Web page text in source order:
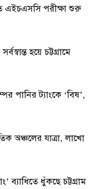
এইচএসসি পরীক্ষা শুরু
হয়ে চট্টগ্রামে
পানির ট্যাংকে ‘বিষ’,
অঞ্চলের যাত্রা, লাখো
ব্যাধিতে ধুঁকছে চট্টগ্রাম